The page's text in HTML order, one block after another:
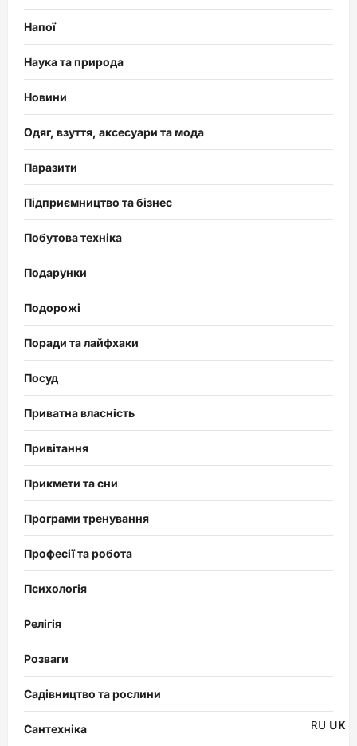
Напої
Наука та природа
Новини
Одяг, взуття, аксесуари та мода
Паразити
Підприємництво та бізнес
Побутова техніка
Подарунки
Подорожі
Поради та лайфхаки
Посуд
Приватна власність
Привітання
Прикмети та сни
Програми тренування
Професії та робота
Психологія
Релігія
Розваги
Садівництво та рослини
Сантехніка RU UK